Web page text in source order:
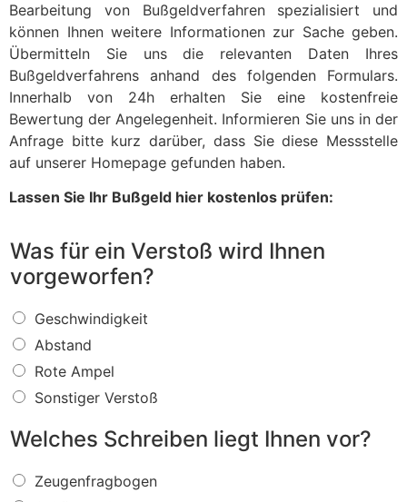
Bearbeitung von Bußgeldverfahren spezialisiert und
können Ihnen weitere Informationen zur Sache geben.
Übermitteln Sie uns die relevanten Daten Ihres
Bußgeldverfahrens anhand des folgenden Formulars.
Innerhalb von 24h erhalten Sie eine kostenfreie
Bewertung der Angelegenheit. Informieren Sie uns in der
Anfrage bitte kurz darüber, dass Sie diese Messstelle
auf unserer Homepage gefunden haben.
Lassen Sie Ihr Bußgeld hier kostenlos prüfen:
Was für ein Verstoß wird Ihnen
vorgeworfen?
W
a
s
f
ü
r
i
V
e
Geschwindigkeit
Abstand
Rote Ampel
Sonstiger Verstoß
Welches Schreiben liegt Ihnen vor?
W
e
Zeugenfragbogen